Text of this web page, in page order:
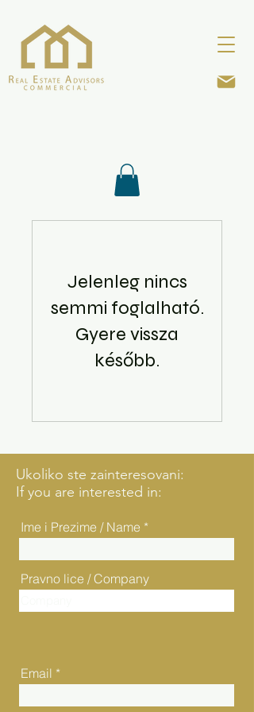
Jelenleg nincs
semmi foglalható.
Gyere vissza
később.
Ukoliko ste zainteresovani:
If you are interested in:
Ime i Prezime / Name
Pravno lice / Company
Email